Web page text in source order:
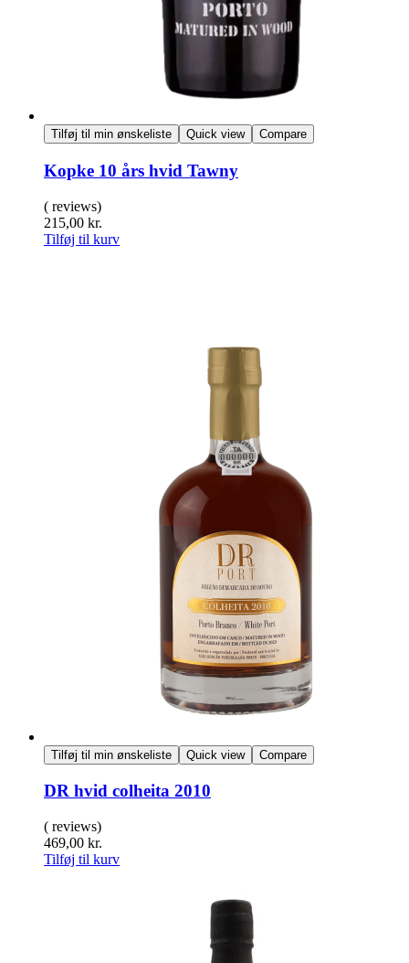
Tilføj til min ønskeliste Quick view Compare
Kopke 10 års hvid Tawny
( reviews)
215,00 kr.
Tilføj til kurv
Tilføj til min ønskeliste Quick view Compare
DR hvid colheita 2010
( reviews)
469,00 kr.
Tilføj til kurv